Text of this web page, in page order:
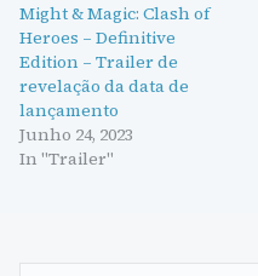
Might & Magic: Clash of
Heroes – Definitive
Edition – Trailer de
revelação da data de
lançamento
Junho 24, 2023
In "Trailer"